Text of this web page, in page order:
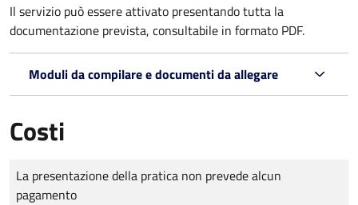
Il servizio può essere attivato presentando tutta la
documentazione prevista, consultabile in formato PDF.
Moduli da compilare e documenti da allegare
Costi
Tipo di pagamento
Importo
La presentazione della pratica non prevede alcun
pagamento